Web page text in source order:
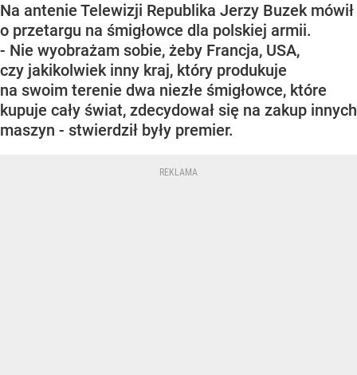
Na antenie Telewizji Republika Jerzy Buzek mówił
o przetargu na śmigłowce dla polskiej armii.
- Nie wyobrażam sobie, żeby Francja, USA,
czy jakikolwiek inny kraj, który produkuje
na swoim terenie dwa niezłe śmigłowce, które
kupuje cały świat, zdecydował się na zakup innych
maszyn - stwierdził były premier.